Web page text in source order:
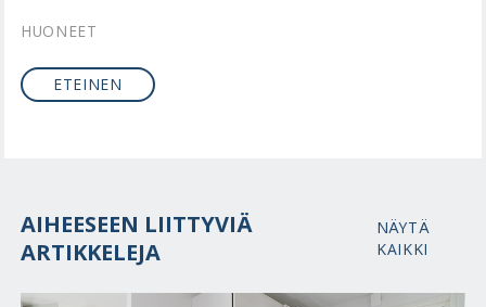
HUONEET
ETEINEN
AIHEESEEN LIITTYVIÄ
ARTIKKELEJA
NÄYTÄ
KAIKKI